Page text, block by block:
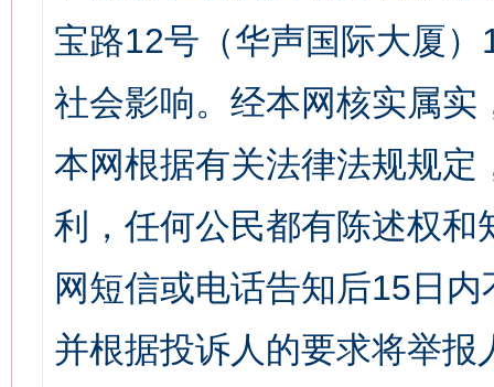
宝路12号（华声国际大厦
社会影响。经本网核实属
本网根据有关法律法规规
利，任何公民都有陈述权
网短信或电话告知后15日
并根据投诉人的要求将举